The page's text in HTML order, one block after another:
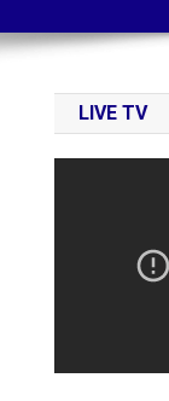
LIVE TV